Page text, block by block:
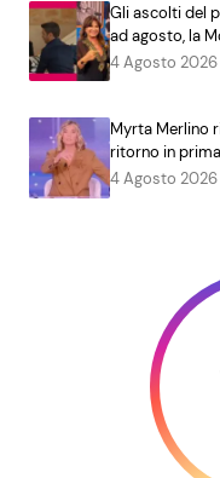
Gli ascolti del
ad agosto, la
4 Agosto 2026
Myrta Merlino
ritorno in
4 Agosto 2026